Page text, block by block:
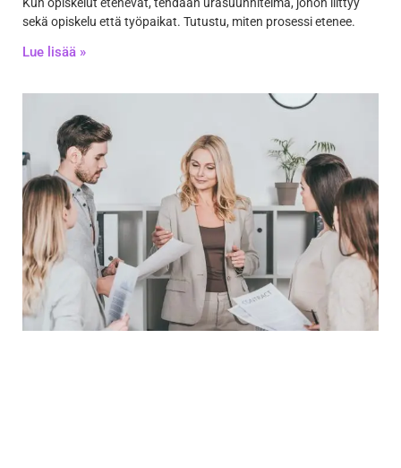
sekä opiskelu että työpaikat. Tutustu, miten prosessi etenee.
Lue lisää »